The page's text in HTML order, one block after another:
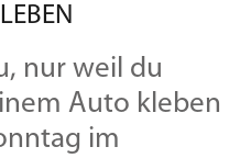
nur weil du
Auto kleben
im